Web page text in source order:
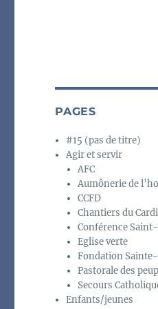
PAGES
#15 (pas de titre)
Agir et servir
AFC
Aumônerie de
CCFD
Chantiers du
Conférence
Eglise verte
Fondation
Pastorale des
Secours
Enfants/jeunes